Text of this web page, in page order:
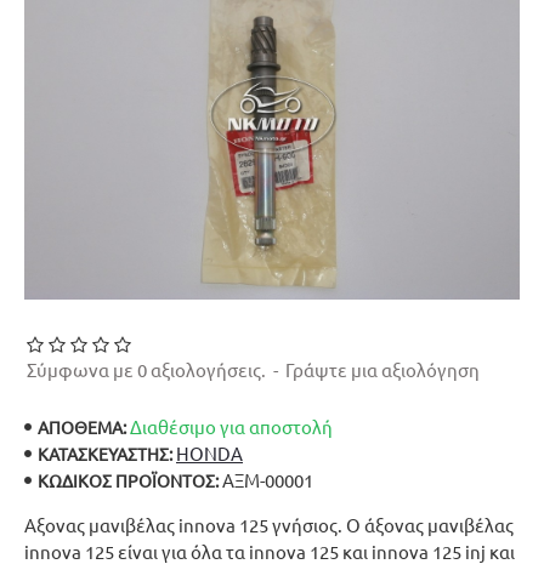
Αξονας μανιβέλας innova 125 γνήσιος. Ο άξονας μανιβέλας
innova 125 είναι για όλα τα innova 125 και innova 125 inj και
ΑΠΟΘΕΜΑ:Διαθέσιμο για αποστολή
ΚΑΤΑΣΚΕΥΑΣΤΉΣ: HONDA
ΚΩΔΙΚΌΣ ΠΡΟΪΌΝΤΟΣ:ΑΞΜ-00001
Σύμφωνα με 0 αξιολογήσεις. - Γράψτε μια αξιολόγηση